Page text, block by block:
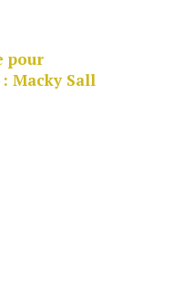
pour
Macky Sall